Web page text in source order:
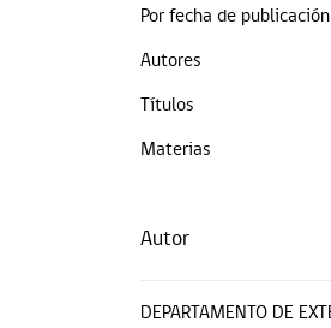
Por fecha de publicación
Autores
Títulos
Materias
Autor
DEPARTAMENTO DE